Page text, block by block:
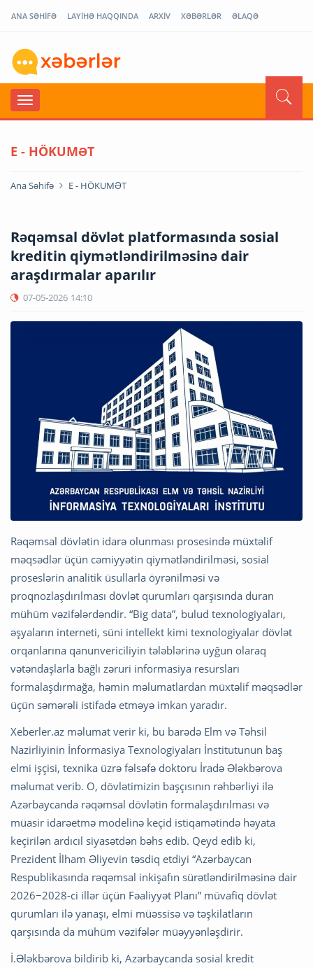
ANA SƏHİFƏ LAYİHƏ HAQQINDA ARXİV XƏBƏRLƏR ƏLAQƏ
E - HÖKUMƏT
Ana Səhifə E - HÖKUMƏT
Rəqəmsal dövlət platformasında sosial
kreditin qiymətləndirilməsinə dair
araşdırmalar aparılır
07-05-2026 14:10
Rəqəmsal dövlətin idarə olunması prosesində müxtəlif
məqsədlər üçün cəmiyyətin qiymətləndirilməsi, sosial
proseslərin analitik üsullarla öyrənilməsi və
proqnozlaşdırılması dövlət qurumları qarşısında duran
mühüm vəzifələrdəndir. “Big data”, bulud texnologiyaları,
əşyaların interneti, süni intellekt kimi texnologiyalar dövlət
orqanlarına qanunvericiliyin tələblərinə uyğun olaraq
vətəndaşlarla bağlı zəruri informasiya resursları
formalaşdırmağa, həmin məlumatlardan müxtəlif məqsədlər
üçün səmərəli istifadə etməyə imkan yaradır.
Xeberler.az məlumat verir ki, bu barədə Elm və Təhsil
Nazirliyinin İnformasiya Texnologiyaları İnstitutunun baş
elmi işçisi, texnika üzrə fəlsəfə doktoru İradə Ələkbərova
məlumat verib. O, dövlətimizin başçısının rəhbərliyi ilə
Azərbaycanda rəqəmsal dövlətin formalaşdırılması və
müasir idarəetmə modelinə keçid istiqamətində həyata
keçirilən ardıcıl siyasətdən bəhs edib. Qeyd edib ki,
Prezident İlham Əliyevin təsdiq etdiyi “Azərbaycan
Respublikasında rəqəmsal inkişafın sürətləndirilməsinə dair
2026−2028-ci illər üçün Fəaliyyət Planı” müvafiq dövlət
qurumları ilə yanaşı, elmi müəssisə və təşkilatların
qarşısında da mühüm vəzifələr müəyyənləşdirir.
İ.Ələkbərova bildirib ki, Azərbaycanda sosial kredit